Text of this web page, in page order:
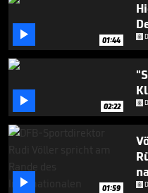
 01:44
 02:22
 01:59